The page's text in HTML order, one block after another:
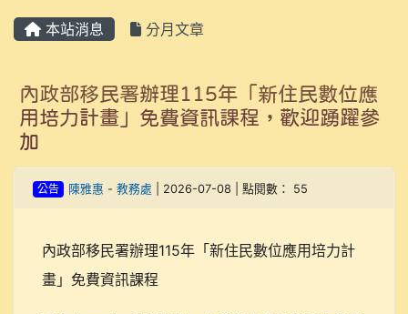
本站消息 分月文章
內政部移民署辦理115年「新住民數位應
用培力計畫」免費資訊課程，歡迎踴躍參
加
公告 陳雅惠 - 教務處 | 2026-07-08 | 點閱數： 55
內政部移民署辦理115年「新住民數位應用培力計
畫」免費資訊課程